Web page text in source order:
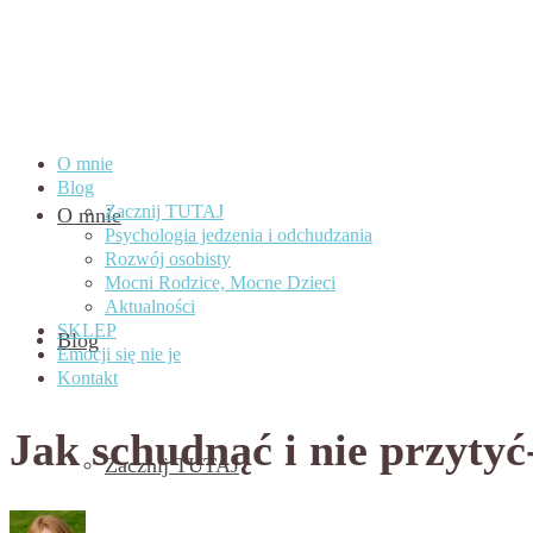
O mnie
Blog
Zacznij TUTAJ
O mnie
Blog
Zacznij TUTAJ
Psychologia jedzenia i odchudzania
Rozwój osobisty
Mocni Rodzice, Mocne Dzieci
Aktualności
SKLEP
Emocji się nie je
Kontakt
Jak schudnąć i nie